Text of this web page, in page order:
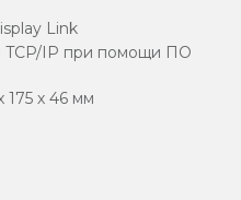
Link
TCP/IP при помощи ПО
х 46 мм